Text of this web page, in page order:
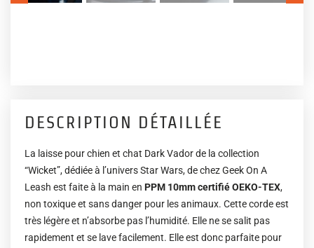
DESCRIPTION DÉTAILLÉE
La laisse pour chien et chat Dark Vador de la collection
“Wicket”, dédiée à l’univers Star Wars, de chez Geek On A
Leash est faite à la main en PPM 10mm certifié OEKO-TEX,
non toxique et sans danger pour les animaux. Cette corde est
très légère et n’absorbe pas l’humidité. Elle ne se salit pas
rapidement et se lave facilement. Elle est donc parfaite pour